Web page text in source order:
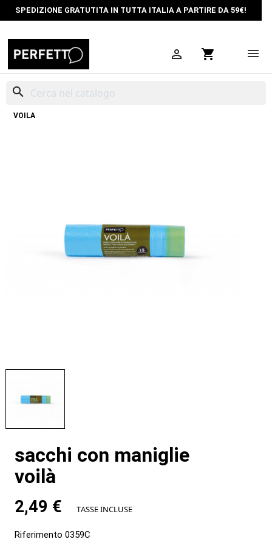
SPEDIZIONE GRATUTITA IN TUTTA ITALIA A PARTIRE DA 59€!
 shopping_cart
search
VOILÀ
sacchi con maniglie
voilà
2,49 € TASSE INCLUSE
Riferimento 0359C